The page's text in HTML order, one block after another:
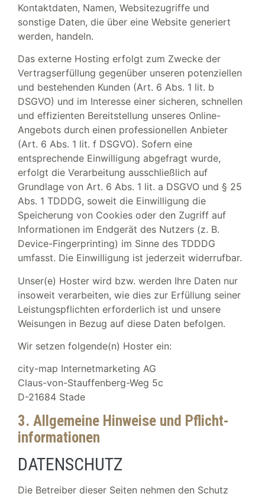
Kontaktdaten, Namen, Websitezugriffe und
sonstige Daten, die über eine Website generiert
werden, handeln.
Das externe Hosting erfolgt zum Zwecke der
Vertragserfüllung gegenüber unseren potenziellen
und bestehenden Kunden (Art. 6 Abs. 1 lit. b
DSGVO) und im Interesse einer sicheren, schnellen
und effizienten Bereitstellung unseres Online-
Angebots durch einen professionellen Anbieter
(Art. 6 Abs. 1 lit. f DSGVO). Sofern eine
entsprechende Einwilligung abgefragt wurde,
erfolgt die Verarbeitung ausschließlich auf
Grundlage von Art. 6 Abs. 1 lit. a DSGVO und § 25
Abs. 1 TDDDG, soweit die Einwilligung die
Speicherung von Cookies oder den Zugriff auf
Informationen im Endgerät des Nutzers (z. B.
Device-Fingerprinting) im Sinne des TDDDG
umfasst. Die Einwilligung ist jederzeit widerrufbar.
Unser(e) Hoster wird bzw. werden Ihre Daten nur
insoweit verarbeiten, wie dies zur Erfüllung seiner
Leistungspflichten erforderlich ist und unsere
Weisungen in Bezug auf diese Daten befolgen.
Wir setzen folgende(n) Hoster ein:
city-map Internetmarketing AG
Claus-von-Stauffenberg-Weg 5c
D-21684 Stade
3. Allgemeine Hinweise und Pflicht­
informationen
DATENSCHUTZ
Die Betreiber dieser Seiten nehmen den Schutz